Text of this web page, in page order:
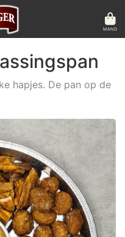
MAND
hapjes. De pan op de